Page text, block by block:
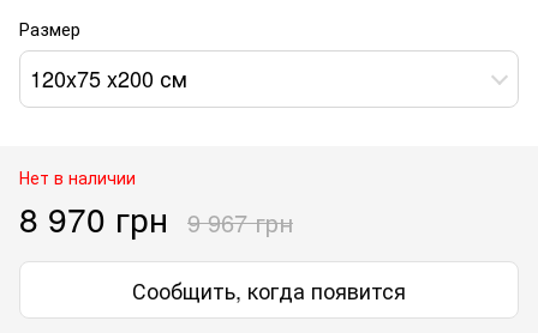
Размер
120x75 x200 см
Нет в наличии
8 970 грн 9 967 грн
Сообщить, когда появится